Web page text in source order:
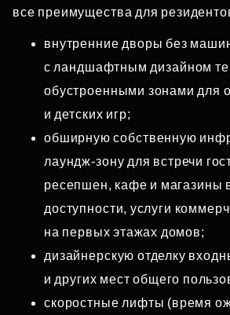
все преимущества для
внутренние дворы без
с ландшафтным дизайном
обустроенными зонами для
и детских игр;
обширную собственную
лаундж‑зону для встречи
ресепшен, кафе и магазины
доступности, услуги
на первых этажах домов;
дизайнерскую отделку
и других мест общего
скоростные лифты (время